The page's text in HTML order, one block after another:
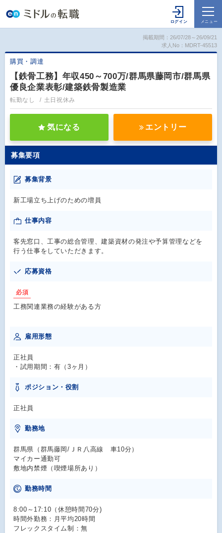
掲載期間：26/07/28～26/09/21
求人No：MDRT-45513
購買・調達
【鉄骨工務】年収450～700万/群馬県藤岡市/群馬県
優良企業表彰/建築鉄骨製造業
転勤なし 土日祝休み
気になる エントリー
募集要項
募集背景
新工場立ち上げのための増員
仕事内容
客先窓口、工事の総合管理、建築資材の発注や予算管理などを
行う仕事をしていただきます。
応募資格
必須
工務関連業務の経験がある方
雇用形態
正社員
・試用期間：有（3ヶ月）
ポジション・役割
正社員
勤務地
群馬県（群馬藤岡/ＪＲ八高線 車10分）
マイカー通勤可
敷地内禁煙（喫煙場所あり）
勤務時間
8:00～17:10（休憩時間70分)
時間外勤務：月平均20時間
フレックスタイム制：無